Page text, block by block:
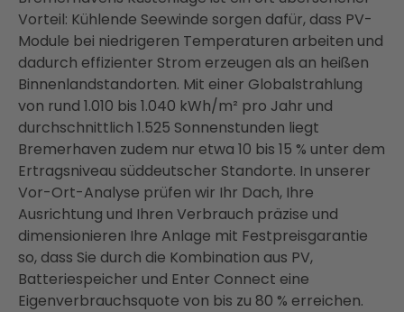
Vorteil: Kühlende Seewinde sorgen dafür, dass PV-
Module bei niedrigeren Temperaturen arbeiten und
dadurch effizienter Strom erzeugen als an heißen
Binnenlandstandorten. Mit einer Globalstrahlung
von rund 1.010 bis 1.040 kWh/m² pro Jahr und
durchschnittlich 1.525 Sonnenstunden liegt
Bremerhaven zudem nur etwa 10 bis 15 % unter dem
Ertragsniveau süddeutscher Standorte. In unserer
Vor-Ort-Analyse prüfen wir Ihr Dach, Ihre
Ausrichtung und Ihren Verbrauch präzise und
dimensionieren Ihre Anlage mit Festpreisgarantie
so, dass Sie durch die Kombination aus PV,
Batteriespeicher und Enter Connect eine
Eigenverbrauchsquote von bis zu 80 % erreichen.